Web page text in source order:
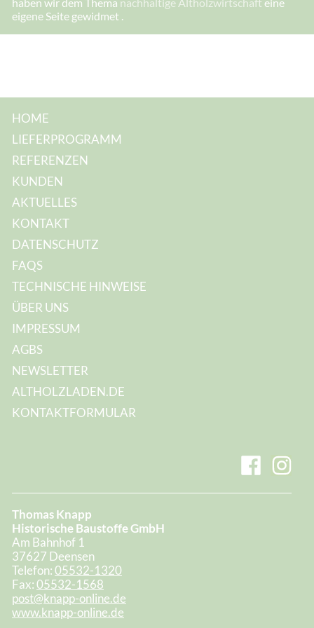
eigene Seite gewidmet .
HOME
LIEFERPROGRAMM
REFERENZEN
KUNDEN
AKTUELLES
KONTAKT
DATENSCHUTZ
FAQS
TECHNISCHE HINWEISE
ÜBER UNS
IMPRESSUM
AGBS
NEWSLETTER
ALTHOLZLADEN.DE
KONTAKTFORMULAR
Thomas Knapp
Historische Baustoffe GmbH
Am Bahnhof 1
37627 Deensen
Telefon:05532-1320
Fax:05532-1568
post@knapp-online.de
www.knapp-online.de